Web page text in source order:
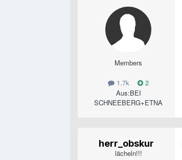
Members
1.7k
2
Aus:BEI
SCHNEEBERG+ETNA
herr_obskur
lächeln!!!